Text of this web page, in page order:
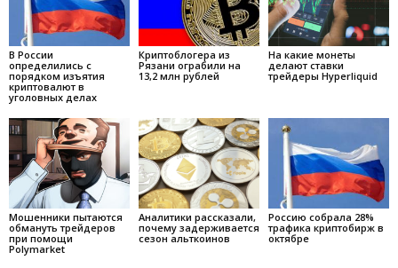
В России
определились с
порядком изъятия
криптовалют в
уголовных делах
Криптоблогера из
Рязани ограбили на
13,2 млн рублей
На какие монеты
делают ставки
трейдеры Hyperliquid
Мошенники пытаются
обмануть трейдеров
при помощи
Polymarket
Аналитики рассказали,
почему задерживается
сезон альткоинов
Россию собрала 28%
трафика криптобирж в
октябре